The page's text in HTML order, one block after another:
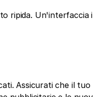
ripida. Un'interfaccia
Assicurati che il